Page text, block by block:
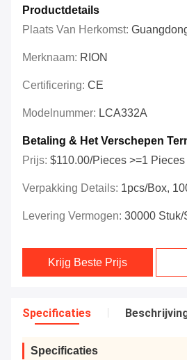
Productdetails
Plaats Van Herkomst:
Merknaam: RION
Certificering: CE
Modelnummer: LCA332A
Betaling & Het Verschepen
Prijs: $110.00/Pieces >=1 Pieces
Verpakking Details: 1pcs/box,
Levering Vermogen: 30000 Stuk/
Krijg Beste Prijs
Specificaties
Specificaties